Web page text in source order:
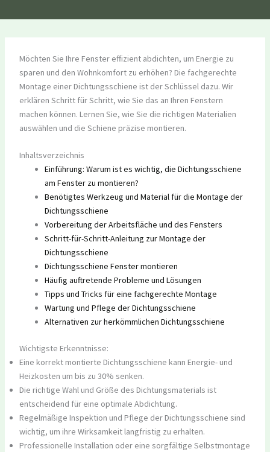
Möchten Sie Ihre Fenster effizient abdichten, um Energie zu
sparen und den Wohnkomfort zu erhöhen? Die fachgerechte
Montage einer Dichtungsschiene ist der Schlüssel dazu. Wir
erklären Schritt für Schritt, wie Sie das an Ihren Fenstern
machen können. Lernen Sie, wie Sie die richtigen Materialien
auswählen und die Schiene präzise montieren.
Inhaltsverzeichnis
Einführung: Warum ist es wichtig, die Dichtungsschiene
am Fenster zu montieren?
Benötigtes Werkzeug und Material für die Montage der
Dichtungsschiene
Vorbereitung der Arbeitsfläche und des Fensters
Schritt-für-Schritt-Anleitung zur Montage der
Dichtungsschiene
Dichtungsschiene Fenster montieren
Häufig auftretende Probleme und Lösungen
Tipps und Tricks für eine fachgerechte Montage
Wartung und Pflege der Dichtungsschiene
Alternativen zur herkömmlichen Dichtungsschiene
Wichtigste Erkenntnisse:
Eine korrekt montierte Dichtungsschiene kann Energie- und
Heizkosten um bis zu 30% senken.
Die richtige Wahl und Größe des Dichtungsmaterials ist
entscheidend für eine optimale Abdichtung.
Regelmäßige Inspektion und Pflege der Dichtungsschiene sind
wichtig, um ihre Wirksamkeit langfristig zu erhalten.
Professionelle Installation oder eine sorgfältige Selbstmontage